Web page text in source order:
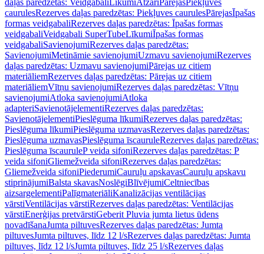
daļas paredzētas: Veidgabali LīkumiAtzari PārejasPiekļuves
caurulesRezerves daļas paredzētas: Piekļuves caurulesPārejasĪpašas
formas veidgabaliRezerves daļas paredzētas: Īpašas formas
veidgabaliVeidgabali SuperTubeLīkumiĪpašas formas
veidgabaliSavienojumiRezerves daļas paredzētas:
SavienojumiMetināmie savienojumiUzmavu savienojumiRezerves
daļas paredzētas: Uzmavu savienojumiPārejas uz citiem
materiāliemRezerves daļas paredzētas: Pārejas uz citiem
materiāliemVītņu savienojumiRezerves daļas paredzētas: Vītņu
savienojumiAtloka savienojumiAtloka
adapteriSavienotājelementiRezerves daļas paredzētas:
SavienotājelementiPieslēguma līkumiRezerves daļas paredzētas:
Pieslēguma līkumiPieslēguma uzmavasRezerves daļas paredzētas:
Pieslēguma uzmavasPieslēguma īscauruleRezerves daļas paredzētas:
Pieslēguma īscauruleP veida sifoniRezerves daļas paredzētas: P
veida sifoniGliemežveida sifoniRezerves daļas paredzētas:
Gliemežveida sifoniPiederumiCauruļu apskavasCauruļu apskavu
stiprinājumiBalsta skavasNoslēgiBlīvējumiCeltniecības
aizsargelementiPalīgmateriāliKanalizācijas ventilācijas
vārstiVentilācijas vārstiRezerves daļas paredzētas: Ventilācijas
vārstiEnerģijas pretvārstiGeberit Pluvia jumta lietus ūdens
novadīšanaJumta piltuvesRezerves daļas paredzētas: Jumta
piltuvesJumta piltuves, līdz 12 l/sRezerves daļas paredzētas: Jumta
piltuves, līdz 12 l/sJumta piltuves, līdz 25 l/sRezerves daļas